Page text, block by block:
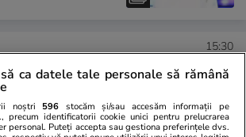
15:30
a chemat
Prigoană.
copiii ei:
semn de
ca datele tale personale să rămână
noștri 596 stocăm și/sau accesăm informații pe
precum identificatorii cookie unici pentru prelucrarea
personal. Puteți accepta sau gestiona preferințele dvs.